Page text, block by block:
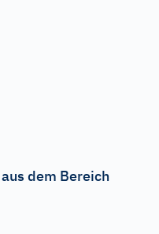
dem Bereich